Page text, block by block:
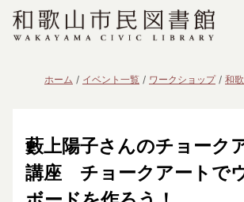
ホーム イベント一覧 ワークショップ 和
藪上陽子さんのチョーク
講座 チョークアートで